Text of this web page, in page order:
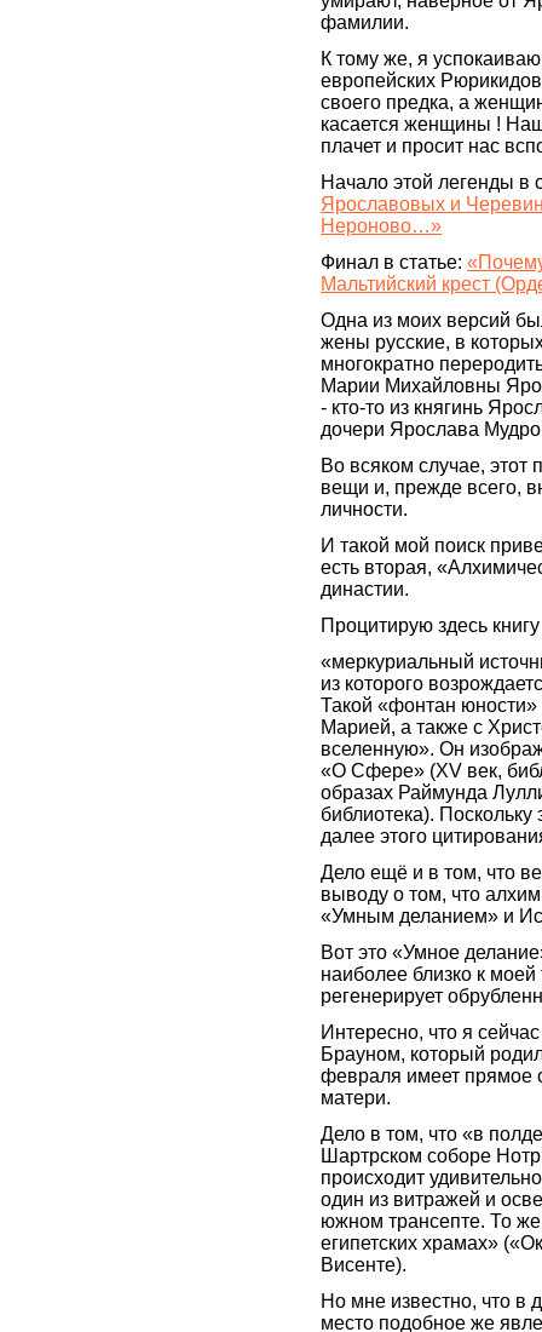
фамилии.
К тому же, я
европейских
своего предка, а
касается женщины !
плачет и просит нас
Начало этой легенды в
Ярославовых и
Нероново…»
Финал в статье:
Мальтийский крест
Одна из моих версий
жены русские, в
многократно
Марии Михайловны
- кто-то из княгинь
дочери Ярослава
Во всяком случае, этот
вещи и, прежде всего,
личности.
И такой мой поиск
есть вторая,
династии.
Процитирую здесь
«меркуриальный
из которого
Такой «фонтан
Марией, а также с
вселенную». Он
«О Сфере» (XV век,
образах Раймунда
библиотека).
далее этого
Дело ещё и в том, что
выводу о том, что
«Умным деланием» и
Вот это «Умное
наиболее близко к моей
регенерирует
Интересно, что я
Брауном, который
февраля имеет прямое
матери.
Дело в том, что «в
Шартрском соборе
происходит
один из витражей и
южном трансепте. То
египетских храмах»
Висенте).
Но мне известно, что в
место подобное же